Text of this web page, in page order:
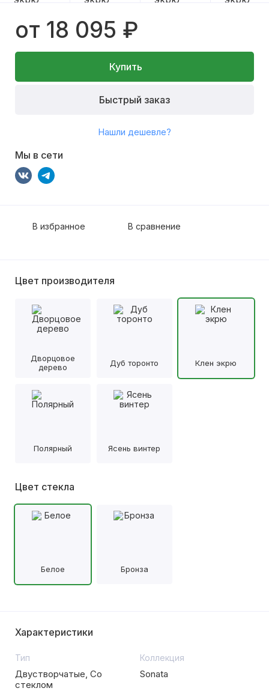
от 18 095 ₽
Купить
Быстрый заказ
Нашли дешевле?
Мы в сети
В избранное В сравнение
Цвет производителя
Дворцовое
дерево
Дуб торонто Клен экрю
Полярный Ясень винтер
Цвет стекла
Белое Бронза
Характеристики
Тип
Двустворчатые, Со
стеклом
Коллекция
Sonata